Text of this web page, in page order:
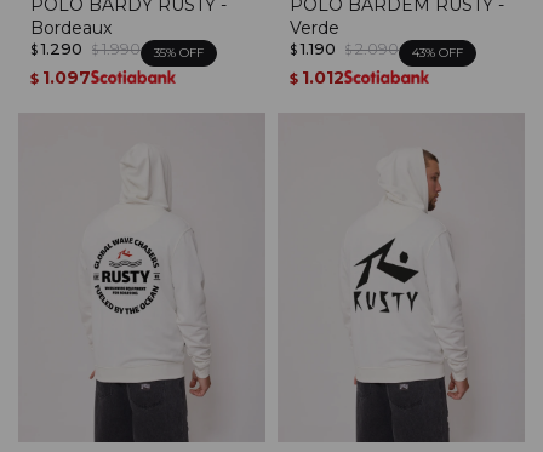
Bordeaux
$ 1.290 $ 1.990 35
$ 1.097
Verde
$ 1.190 $ 2.090 43
$ 1.012